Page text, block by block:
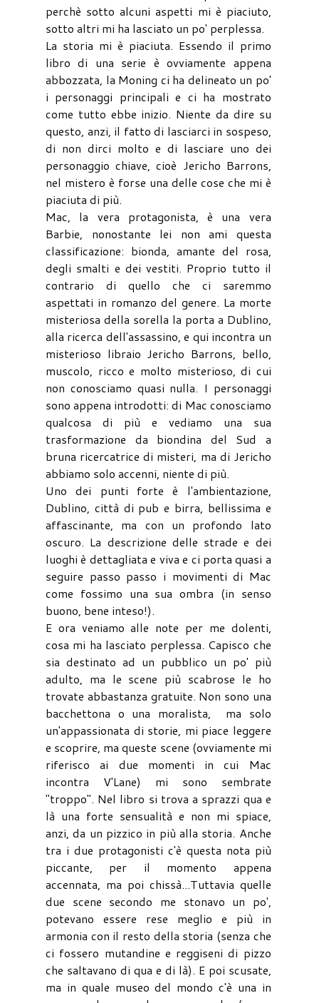
perchè sotto alcuni aspetti mi è piaciuto,
sotto altri mi ha lasciato un po' perplessa.
La storia mi è piaciuta. Essendo il primo
libro di una serie è ovviamente appena
abbozzata, la Moning ci ha delineato un po'
i personaggi principali e ci ha mostrato
come tutto ebbe inizio. Niente da dire su
questo, anzi, il fatto di lasciarci in sospeso,
di non dirci molto e di lasciare uno dei
personaggio chiave, cioè Jericho Barrons,
nel mistero è forse una delle cose che mi è
piaciuta di più.
Mac, la vera protagonista, è una vera
Barbie, nonostante lei non ami questa
classificazione: bionda, amante del rosa,
degli smalti e dei vestiti. Proprio tutto il
contrario di quello che ci saremmo
aspettati in romanzo del genere. La morte
misteriosa della sorella la porta a Dublino,
alla ricerca dell'assassino, e qui incontra un
misterioso libraio Jericho Barrons, bello,
muscolo, ricco e molto misterioso, di cui
non conosciamo quasi nulla. I personaggi
sono appena introdotti: di Mac conosciamo
qualcosa di più e vediamo una sua
trasformazione da biondina del Sud a
bruna ricercatrice di misteri, ma di Jericho
abbiamo solo accenni, niente di più.
Uno dei punti forte è l'ambientazione,
Dublino, città di pub e birra, bellissima e
affascinante, ma con un profondo lato
oscuro. La descrizione delle strade e dei
luoghi è dettagliata e viva e ci porta quasi a
seguire passo passo i movimenti di Mac
come fossimo una sua ombra (in senso
buono, bene inteso!).
E ora veniamo alle note per me dolenti,
cosa mi ha lasciato perplessa. Capisco che
sia destinato ad un pubblico un po' più
adulto, ma le scene più scabrose le ho
trovate abbastanza gratuite. Non sono una
bacchettona o una moralista, ma solo
un'appassionata di storie, mi piace leggere
e scoprire, ma queste scene (ovviamente mi
riferisco ai due momenti in cui Mac
incontra V'Lane) mi sono sembrate
"troppo". Nel libro si trova a sprazzi qua e
là una forte sensualità e non mi spiace,
anzi, da un pizzico in più alla storia. Anche
tra i due protagonisti c'è questa nota più
piccante, per il momento appena
accennata, ma poi chissà...Tuttavia quelle
due scene secondo me stonavo un po',
potevano essere rese meglio e più in
armonia con il resto della storia (senza che
ci fossero mutandine e reggiseni di pizzo
che saltavano di qua e di là). E poi scusate,
ma in quale museo del mondo c'è una in